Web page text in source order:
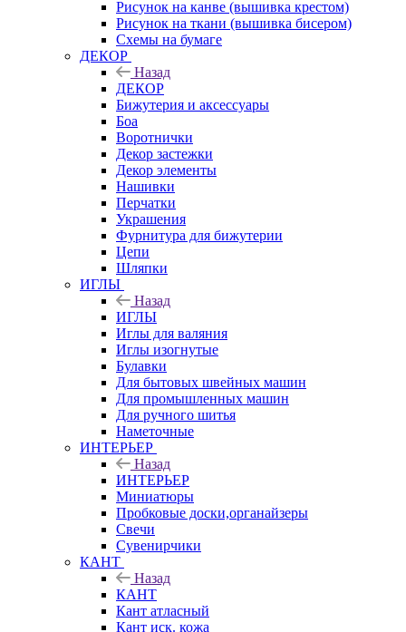
Рисунок на канве (вышивка крестом)
Рисунок на ткани (вышивка бисером)
Схемы на бумаге
ДЕКОР
Назад
ДЕКОР
Бижутерия и аксессуары
Боа
Воротнички
Декор застежки
Декор элементы
Нашивки
Перчатки
Украшения
Фурнитура для бижутерии
Цепи
Шляпки
ИГЛЫ
Назад
ИГЛЫ
Иглы для валяния
Иглы изогнутые
Булавки
Для бытовых швейных машин
Для промышленных машин
Для ручного шитья
Наметочные
ИНТЕРЬЕР
Назад
ИНТЕРЬЕР
Миниатюры
Пробковые доски,органайзеры
Свечи
Сувенирчики
КАНТ
Назад
КАНТ
Кант атласный
Кант иск. кожа